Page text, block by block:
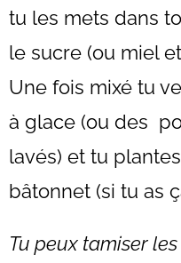
tu les mets dans
le sucre (ou miel
Une fois mixé tu
à glace (ou des
lavés) et tu
bâtonnet (si tu as
Tu peux tamiser